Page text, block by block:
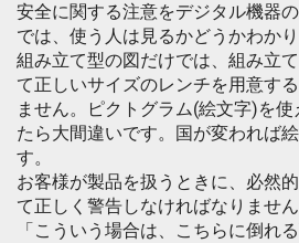
安全に関する注意をデジタル機器
では、使う人は見るかどうかわかり
組み立て型の図だけでは、組み立
て正しいサイズのレンチを用意す
ません。ピクトグラム(絵文字)を
たら大間違いです。国が変われば
す。
お客様が製品を扱うときに、必然
て正しく警告しなければなりません
「こういう場合は、こちらに倒れ